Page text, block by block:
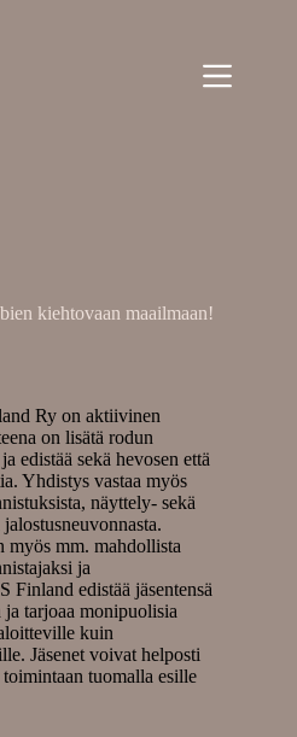
kiehtovaan maailmaan!
Ry on aktiivinen
on lisätä rodun
edistää sekä hevosen että
Yhdistys vastaa myös
näyttely- sekä
myös mm. mahdollista
ja
Finland edistää jäsentensä
tarjoaa monipuolisia
kuin
Jäsenet voivat helposti
tuomalla esille